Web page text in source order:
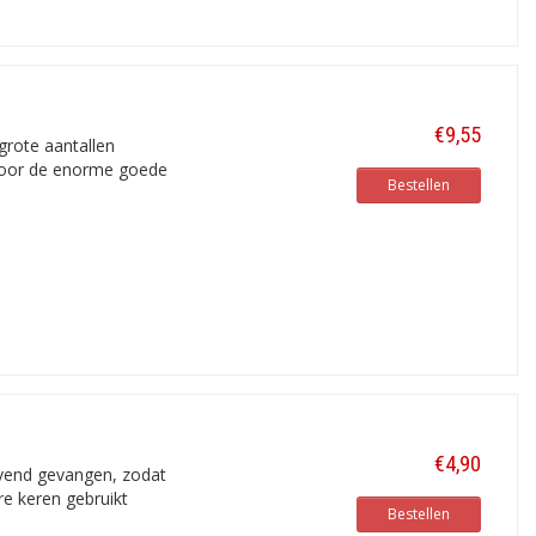
aantallen
de enorme goede
€9,55
Bestellen
gevangen, zodat
keren gebruikt
€4,90
Bestellen